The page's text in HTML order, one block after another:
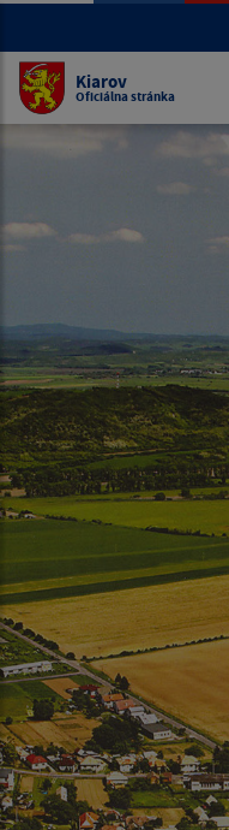
Kiarov
Oficiálna stránka